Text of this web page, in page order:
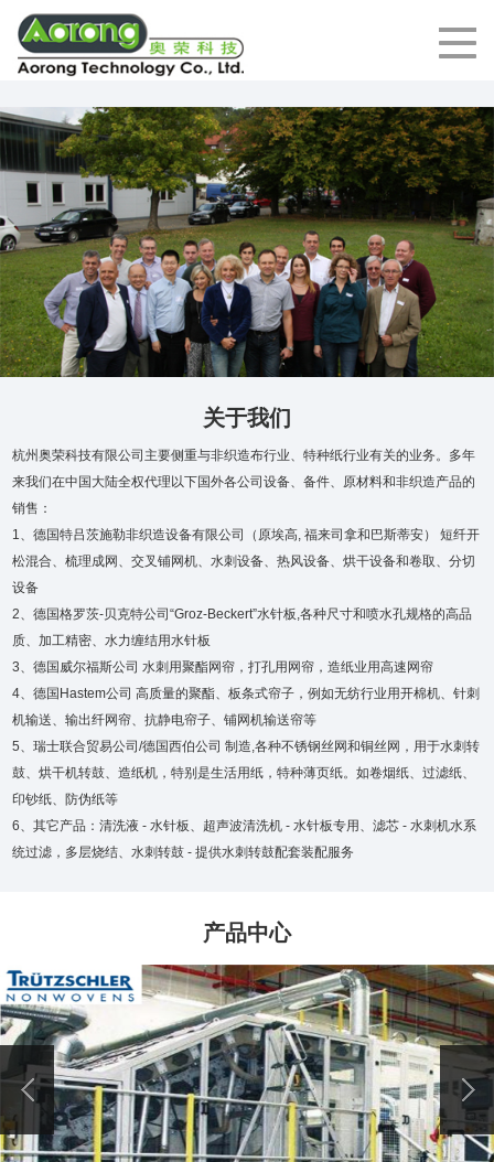
关于我们
杭州奥荣科技有限公司主要侧重与非织造布行业、特种纸行业有关的业务。多年
来我们在中国大陆全权代理以下国外各公司设备、备件、原材料和非织造产品的
销售：
1、德国特吕茨施勒非织造设备有限公司（原埃高, 福来司拿和巴斯蒂安） 短纤开
松混合、梳理成网、交叉铺网机、水刺设备、热风设备、烘干设备和卷取、分切
设备
2、德国格罗茨-贝克特公司“Groz-Beckert”水针板,各种尺寸和喷水孔规格的高品
质、加工精密、水力缠结用水针板
3、德国威尔福斯公司 水刺用聚酯网帘，打孔用网帘，造纸业用高速网帘
4、德国Hastem公司 高质量的聚酯、板条式帘子，例如无纺行业用开棉机、针刺
机输送、输出纤网帘、抗静电帘子、铺网机输送帘等
5、瑞士联合贸易公司/德国西伯公司 制造,各种不锈钢丝网和铜丝网，用于水刺转
鼓、烘干机转鼓、造纸机，特别是生活用纸，特种薄页纸。如卷烟纸、过滤纸、
印钞纸、防伪纸等
6、其它产品：清洗液 - 水针板、超声波清洗机 - 水针板专用、滤芯 - 水刺机水系
统过滤，多层烧结、水刺转鼓 - 提供水刺转鼓配套装配服务
产品中心